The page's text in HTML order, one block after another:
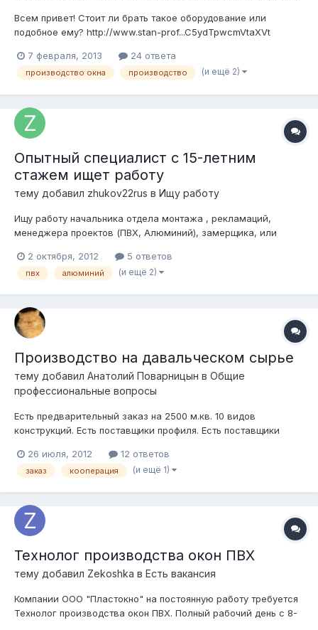
Всем привет! Стоит ли брать такое оборудование или
подобное ему? http://www.stan-prof...C5ydTpwcmVtaXVt
производство, работы мало стало, люди простаивают). Т.е.
интересует, какого качества получаются на таких станках
7 февраля, 2013 24 ответа
производство окна производство (и ещё 2)
Опытный специалист с 15-летним
стажем ищет работу
тему добавил zhukov22rus в Ищу работу
Ищу работу начальника отдела монтажа , рекламаций,
менеджера проектов (ПВХ, Алюминий), замерщика, или
и эксплуатация зданий и сооружений. Техник-строитель,
технолог. с 1997 года работал монтажником, потом -
2 октября, 2012 5 ответов
пвх алюминий (и ещё 2)
Производство на давальческом сырье
тему добавил Анатолий Поварницын в Общие
профессиональные вопросы
Есть предварительный заказ на 2500 м.кв. 10 видов
конструкций. Есть поставщики профиля. Есть поставщики
для ламинирования. Свое производство ставить не хочу.
Нужен производитель окон кому нужен объем работы.
26 июля, 2012 12 ответов
заказ кооперация (и ещё 1)
Технолог производства окон ПВХ
тему добавил Zekoshka в Есть вакансия
Компании ООО "Пластокно" на постоянную работу требуется
Технолог производства окон ПВХ. Полный рабочий день с 8-